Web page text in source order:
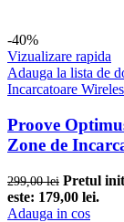
-40%
Vizualizare rapida
Adauga la lista de
Incarcatoare
Proove
Zone de
299,00lei Pretul
este: 179,00 lei.
Adauga in cos